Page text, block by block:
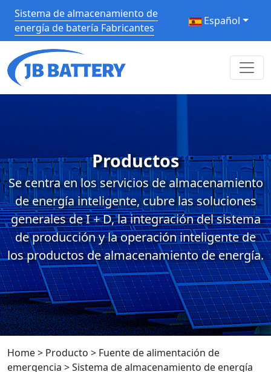
Sistema de almacenamiento de
energía de batería Fabricantes
Español
Productos
Se centra en los servicios de almacenamiento
de energía inteligente, cubre las soluciones
generales de I + D, la integración del sistema
de producción y la operación inteligente de
los productos de almacenamiento de energía.
Home> Producto > Fuente de alimentación de
emergencia >Sistema de almacenamiento de energía